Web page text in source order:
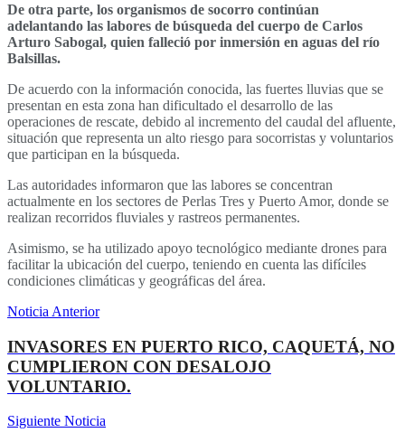
De otra parte, los organismos de socorro continúan
adelantando las labores de búsqueda del cuerpo de Carlos
Arturo Sabogal, quien falleció por inmersión en aguas del río
Balsillas.
De acuerdo con la información conocida, las fuertes lluvias que se
presentan en esta zona han dificultado el desarrollo de las
operaciones de rescate, debido al incremento del caudal del afluente,
situación que representa un alto riesgo para socorristas y voluntarios
que participan en la búsqueda.
Las autoridades informaron que las labores se concentran
actualmente en los sectores de Perlas Tres y Puerto Amor, donde se
realizan recorridos fluviales y rastreos permanentes.
Asimismo, se ha utilizado apoyo tecnológico mediante drones para
facilitar la ubicación del cuerpo, teniendo en cuenta las difíciles
condiciones climáticas y geográficas del área.
Noticia Anterior
INVASORES EN PUERTO RICO, CAQUETÁ, NO
CUMPLIERON CON DESALOJO
VOLUNTARIO.
Siguiente Noticia